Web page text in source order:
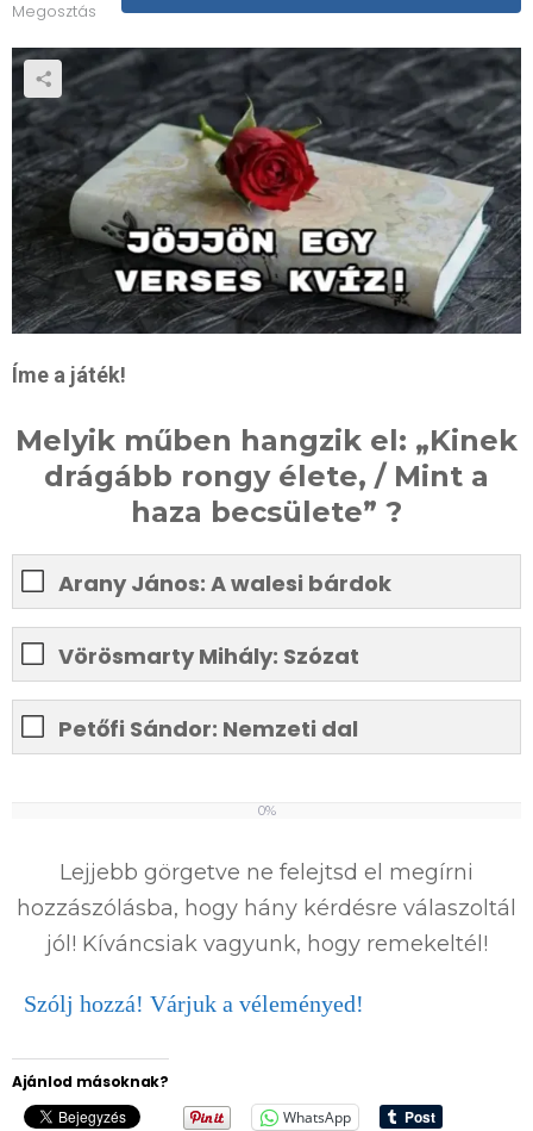
Megosztás
Íme a játék!
Melyik műben hangzik el: „Kinek
drágább rongy élete, / Mint a
haza becsülete” ?
Arany János: A walesi bárdok
Vörösmarty Mihály: Szózat
Petőfi Sándor: Nemzeti dal
0%
Lejjebb görgetve ne felejtsd el megírni
hozzászólásba, hogy hány kérdésre válaszoltál
jól! Kíváncsiak vagyunk, hogy remekeltél!
Szólj hozzá! Várjuk a véleményed!
Ajánlod másoknak?
WhatsApp